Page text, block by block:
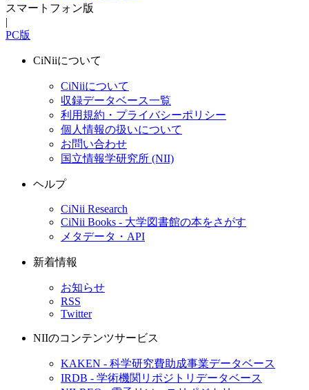
スマートフォン版
|
PC版
CiNiiについて
CiNiiについて
収録データベース一覧
利用規約・プライバシーポリシー
個人情報の扱いについて
お問い合わせ
国立情報学研究所 (NII)
ヘルプ
CiNii Research
CiNii Books - 大学図書館の本をさがす
メタデータ・API
新着情報
お知らせ
RSS
Twitter
NIIのコンテンツサービス
KAKEN - 科学研究費助成事業データベース
IRDB - 学術機関リポジトリデータベース